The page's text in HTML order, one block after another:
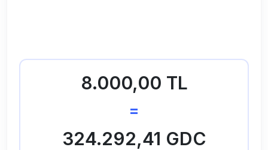
8.000,00 TL
=
324.292,41 GDC